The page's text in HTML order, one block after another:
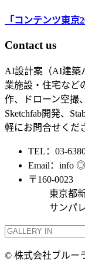
「コンテンツ東京
Contact us
AI設計案（AI建築
業施設・住宅など
作、ドローン空撮
Sketchfab開発、
軽にお問合せくだ
TEL：03-
Email：info
〒160-0023
東京都新
サンパレ
© 株式会社ブルー